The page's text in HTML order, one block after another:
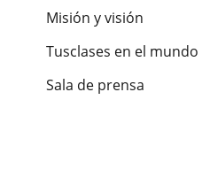
Misión y visión
Tusclases en el mundo
Sala de prensa